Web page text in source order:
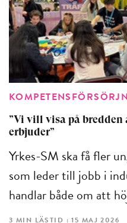
”Vi vill visa på
erbjuder”
Yrkes-SM ska få fler
som leder till jobb i
handlar både om att
3 MIN LÄSTID : 15 MAJ 2026